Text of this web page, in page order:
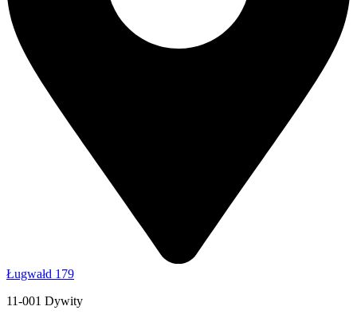
Ługwałd 179
11-001 Dywity